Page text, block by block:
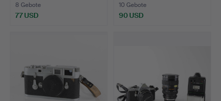
8 Gebote
77 USD
10 Gebote
90 USD